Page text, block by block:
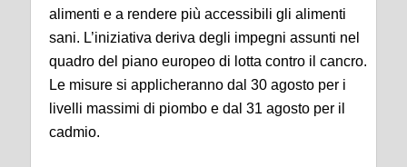
alimenti e a rendere più accessibili gli alimenti
sani. L’iniziativa deriva degli impegni assunti nel
quadro del piano europeo di lotta contro il cancro.
Le misure si applicheranno dal 30 agosto per i
livelli massimi di piombo e dal 31 agosto per il
cadmio.